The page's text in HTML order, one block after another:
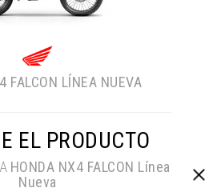
FALCON LÍNEA NUEVA
EL PRODUCTO
HONDA NX4 FALCON Línea
Nueva